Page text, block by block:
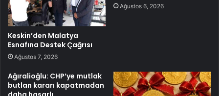
Keskin’den Malatya
Esnafına Destek Çağrısı
Ağustos 7, 2026
Ağustos 6, 2026
Ağıralioğlu: CHP’ye mutlak
butlan kararı kapatmadan